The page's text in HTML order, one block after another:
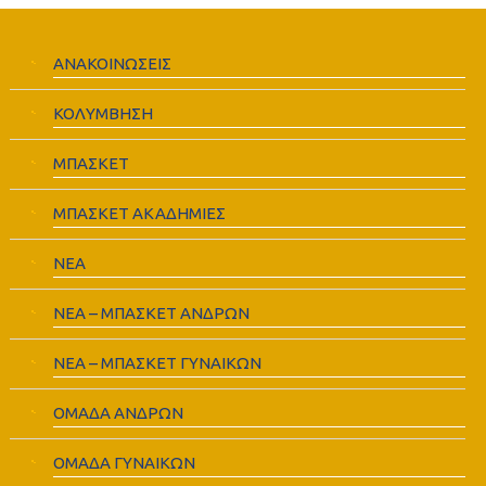
ΑΝΑΚΟΙΝΩΣΕΙΣ
ΚΟΛΥΜΒΗΣΗ
ΜΠΑΣΚΕΤ
ΜΠΑΣΚΕΤ ΑΚΑΔΗΜΙΕΣ
ΝΕΑ
ΝΕΑ – ΜΠΑΣΚΕΤ ΑΝΔΡΩΝ
ΝΕΑ – ΜΠΑΣΚΕΤ ΓΥΝΑΙΚΩΝ
ΟΜΑΔΑ ΑΝΔΡΩΝ
ΟΜΑΔΑ ΓΥΝΑΙΚΩΝ